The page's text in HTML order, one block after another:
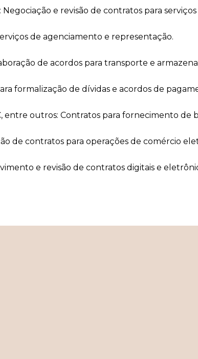
e revisão de contratos para
de agenciamento e representação.
de acordos para transporte e
formalização de dívidas e acordos de
entre outros: Contratos para fornecimento de
de contratos para operações de comércio
e revisão de contratos digitais e